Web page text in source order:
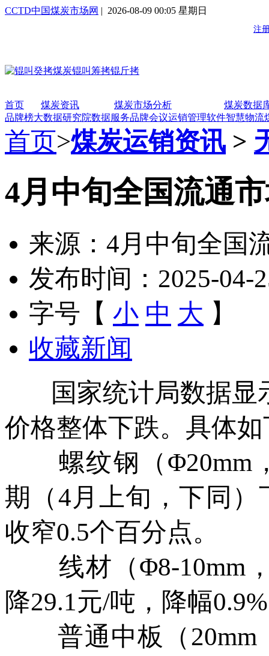
CCTD中国煤炭市场网 | 2026-08-09 00:05 星期日
首页 煤炭资讯 煤炭市场分析
煤炭数据
品牌榜大数据研究院数据服务品牌会议运销管理软件智慧物流
首页>煤炭运销资讯 >
4月中旬全国流通
来源：4月中旬全国
发布时间：2025-04-
字号【 小 中 大 】
收藏新闻
国家统计局数据显
价格整体下跌。具体
螺纹钢（Φ20mm，
期（4月上旬，下同）
收窄0.5个百分点。
线材（Φ8-10mm，
降29.1元/吨，降幅
普通中板（20mm